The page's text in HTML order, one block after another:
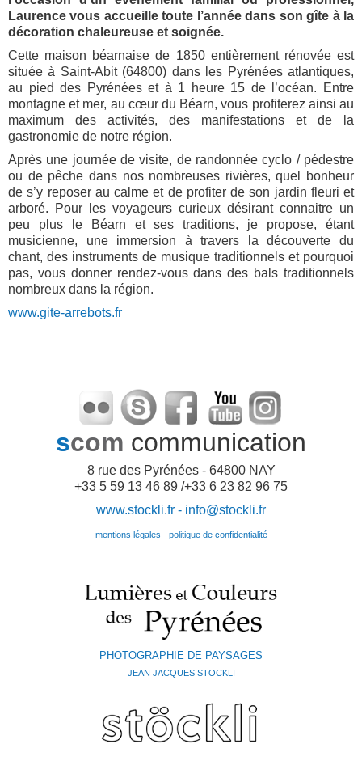
Laurence vous accueille toute l’année dans son gîte à la
décoration chaleureuse et soignée.
Cette maison béarnaise de 1850 entièrement rénovée est
située à Saint-Abit (64800) dans les Pyrénées atlantiques,
au pied des Pyrénées et à 1 heure 15 de l’océan. Entre
montagne et mer, au cœur du Béarn, vous profiterez ainsi au
maximum des activités, des manifestations et de la
gastronomie de notre région.
Après une journée de visite, de randonnée cyclo / pédestre
ou de pêche dans nos nombreuses rivières, quel bonheur
de s’y reposer au calme et de profiter de son jardin fleuri et
arboré. Pour les voyageurs curieux désirant connaitre un
peu plus le Béarn et ses traditions, je propose, étant
musicienne, une immersion à travers la découverte du
chant, des instruments de musique traditionnels et pourquoi
pas, vous donner rendez-vous dans des bals traditionnels
nombreux dans la région.
www.gite-arrebots.fr
scom communication
8 rue des Pyrénées - 64800 NAY
+33 5 59 13 46 89 /+33 6 23 82 96 75
www.stockli.fr - info@stockli.fr
mentions légales - politique de confidentialité
PHOTOGRAPHIE DE PAYSAGES
JEAN JACQUES STOCKLI